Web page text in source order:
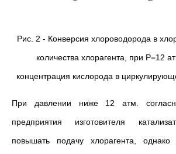
Рис. 2 - Конверсия хлороводорода в
количества хлорагента, при P=12
концентрация кислорода в
При давлении ниже 12 атм.
предприятия изготовителя
повышать подачу хлорагента,